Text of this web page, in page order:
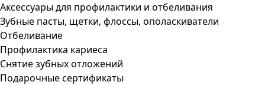
Аксессуары для профилактики и отбеливания
Зубные пасты, щетки, флоссы, ополаскиватели
Отбеливание
Профилактика кариеса
Снятие зубных отложений
Подарочные сертификаты